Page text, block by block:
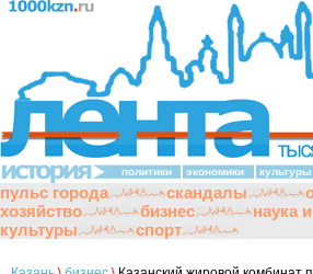
политики экономики культуры
пульс города скандалы
хозяйство
бизнес наука
культуры
спорт